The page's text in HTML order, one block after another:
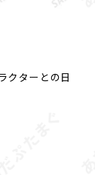
クターとの日